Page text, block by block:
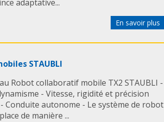
adaptative...
En savoir plus
STAUBLI
Robot collaboratif mobile TX2 STAUBLI -
- Vitesse, rigidité et précision
Conduite autonome - Le système de robot
de manière ...